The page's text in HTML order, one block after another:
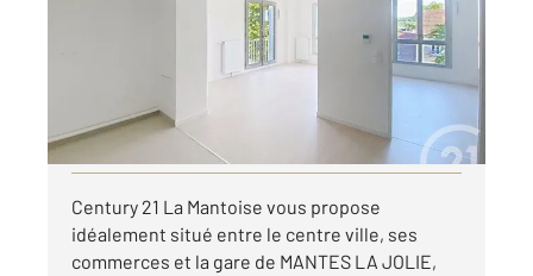
Appartement F3 à louer
1 200 €
par mois charges comprises
Visiter le site dédié
Century 21 La Mantoise vous propose
idéalement situé entre le centre ville, ses
commerces et la gare de MANTES LA JOLIE,